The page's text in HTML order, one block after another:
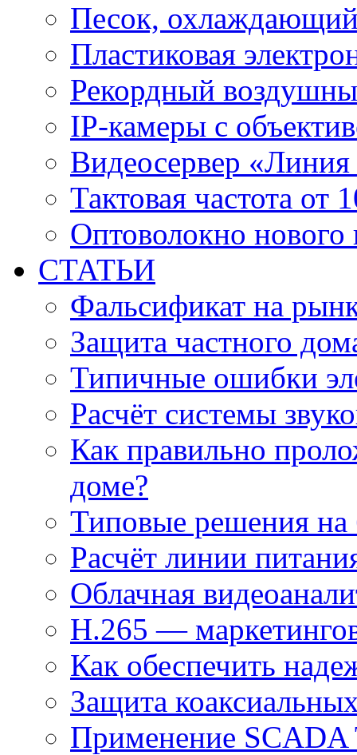
Песок, охлаждающий
Пластиковая
Рекордный
IP-камеры с
Видеосервер
Тактовая частота от
Оптоволокно нового
СТАТЬИ
Фальсификат на
Защита частного
Типичные ошибки
Расчёт системы
Как правильно
доме?
Типовые решения на
Расчёт линии
Облачная
H.265 —
Как обеспечить
Защита
Применение